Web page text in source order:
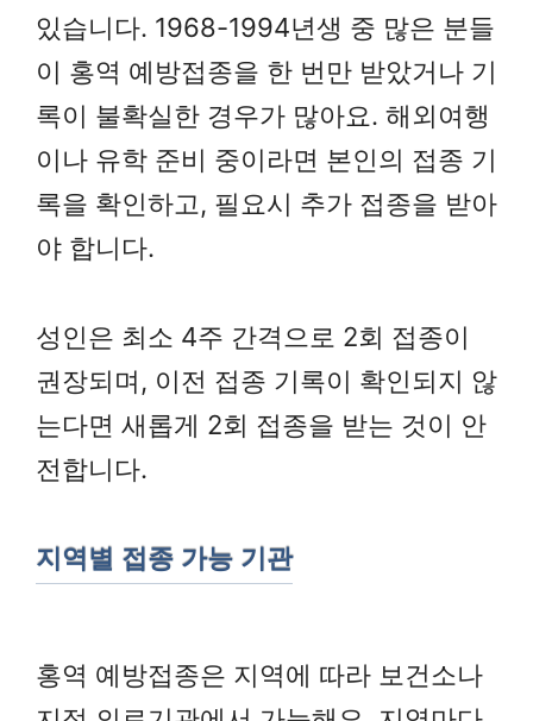
있습니다. 1968-1994년생 중 많은 분들
이 홍역 예방접종을 한 번만 받았거나 기
록이 불확실한 경우가 많아요. 해외여행
이나 유학 준비 중이라면 본인의 접종 기
록을 확인하고, 필요시 추가 접종을 받아
야 합니다.
성인은 최소 4주 간격으로 2회 접종이
권장되며, 이전 접종 기록이 확인되지 않
는다면 새롭게 2회 접종을 받는 것이 안
전합니다.
지역별 접종 가능 기관
홍역 예방접종은 지역에 따라 보건소나